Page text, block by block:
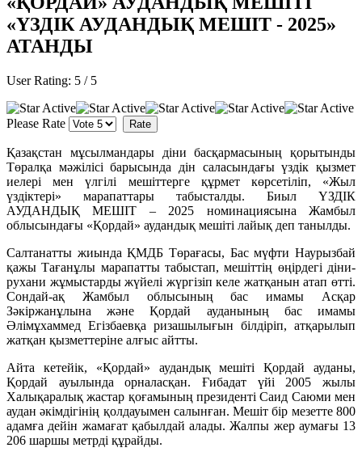
«ҮЗДІК АУДАНДЫҚ МЕШІТ - 2025»
АТАНДЫ
User Rating: 5 / 5
Please Rate
Қазақстан мұсылмандары діни басқармасының қорытынды
Төралқа мәжілісі барысында дін саласындағы үздік қызмет
иелері мен үлгілі мешіттерге құрмет көрсетіліп, «Жыл
үздіктері» марапаттары табысталды. Биыл ҮЗДІК
АУДАНДЫҚ МЕШІТ – 2025 номинациясына Жамбыл
облысындағы «Қордай» аудандық мешіті лайық деп танылды.
Салтанатты жиында ҚМДБ Төрағасы, Бас мүфти Наурызбай
қажы Тағанұлы марапатты табыстап, мешіттің өңірдегі діни-
рухани жұмыстарды жүйелі жүргізіп келе жатқанын атап өтті.
Сондай-ақ Жамбыл облысының бас имамы Асқар
Зәкіржанұлына және Қордай ауданының бас имамы
Әлімұхаммед Егізбаевқа ризашылығын білдіріп, атқарылып
жатқан қызметтеріне алғыс айтты.
Айта кетейік, «Қордай» аудандық мешіті Қордай ауданы,
Қордай ауылында орналасқан. Ғибадат үйі 2005 жылы
Халықаралық жастар қоғамының президенті Саид Саюми мен
аудан әкімдігінің қолдауымен салынған. Мешіт бір мезетте 800
адамға дейін жамағат қабылдай алады. Жалпы жер аумағы 13
206 шаршы метрді құрайды.